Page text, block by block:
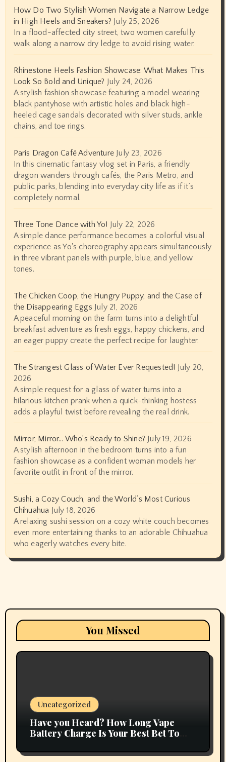
How Do Two Stylish Women Navigate a Narrow Ledge
in High Heels and Sneakers? July 25, 2026
In a flood-affected city street, two women carefully
walk along a narrow dry ledge to avoid rising water.
Rhinestone Heels Fashion Showcase: What Makes This
Look So Bold and Unique? July 24, 2026
A stylish fashion showcase featuring a model wearing
black pantyhose with artistic holes and black high-
heeled cage sandals decorated with silver studs, ankle
chains, and toe rings.
Paris Dragon Café Adventure July 23, 2026
In this cinematic fantasy vlog set in Paris, a friendly
dragon wanders through cafés, the Paris Metro, and
public parks, blending into everyday city life as if it’s
completely normal.
Three Tone Dance with Yo! July 22, 2026
A simple dance performance becomes a colorful visual
experience as Yo's choreography appears simultaneously
in three vibrant panels with purple, blue, and yellow
tones.
The Chicken Coop, the Hungry Puppy, and the Case of
the Disappearing Eggs July 21, 2026
A peaceful morning on the farm turns into a delightful
breakfast adventure as fresh eggs, happy chickens, and
an eager puppy create the perfect recipe for laughter.
The Strangest Glass of Water Ever Requested! July 20,
2026
A simple request for a glass of water turns into a
hilarious kitchen prank when a quick-thinking hostess
adds a playful twist before revealing the real drink.
Mirror, Mirror… Who’s Ready to Shine? July 19, 2026
A stylish afternoon in the bedroom turns into a fun
fashion showcase as a confident woman models her
favorite outfit in front of the mirror.
Sushi, a Cozy Couch, and the World’s Most Curious
Chihuahua July 18, 2026
A relaxing sushi session on a cozy white couch becomes
even more entertaining thanks to an adorable Chihuahua
who eagerly watches every bite.
You Missed
Uncategorized
Have you Heard? How Long Vape
Battery Charge Is Your Best Bet To